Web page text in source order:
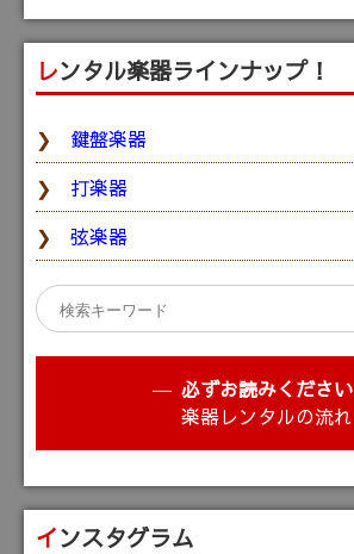
レンタル楽器ラインナップ！
鍵盤楽器
打楽器
弦楽器
必ずお読みください
楽器レンタルの流れ
インスタグラム